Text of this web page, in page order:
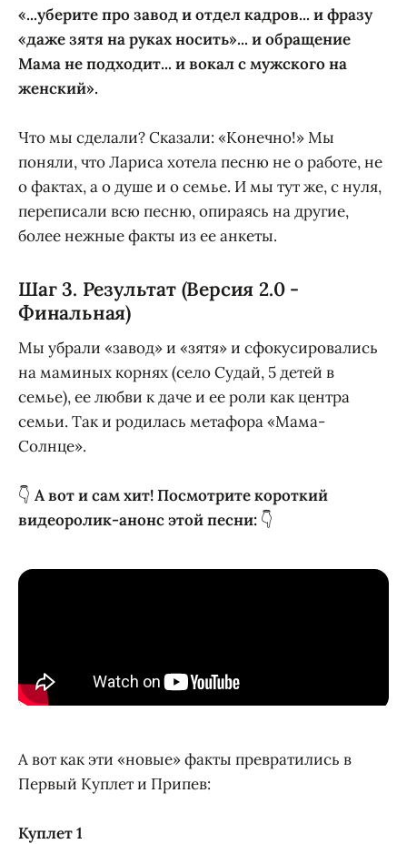
«...уберите про завод и отдел кадров... и фразу
«даже зятя на руках носить»... и обращение
Мама не подходит... и вокал с мужского на
женский».
Что мы сделали? Сказали: «Конечно!» Мы
поняли, что Лариса хотела песню не о работе, не
о фактах, а о душе и о семье. И мы тут же, с нуля,
переписали всю песню, опираясь на другие,
более нежные факты из ее анкеты.
Шаг 3. Результат (Версия 2.0 -
Финальная)
Мы убрали «завод» и «зятя» и сфокусировались
на маминых корнях (село Судай, 5 детей в
семье), ее любви к даче и ее роли как центра
семьи. Так и родилась метафора «Мама-
Солнце».
👇 А вот и сам хит! Посмотрите короткий
видеоролик-анонс этой песни: 👇
А вот как эти «новые» факты превратились в
Первый Куплет и Припев:
Куплет 1